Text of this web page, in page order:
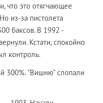
что это отягчающее
из-за пистолета
баксов. В 1992 -
Кстати, спокойно
контроль.
300%. "Вишню" слопали